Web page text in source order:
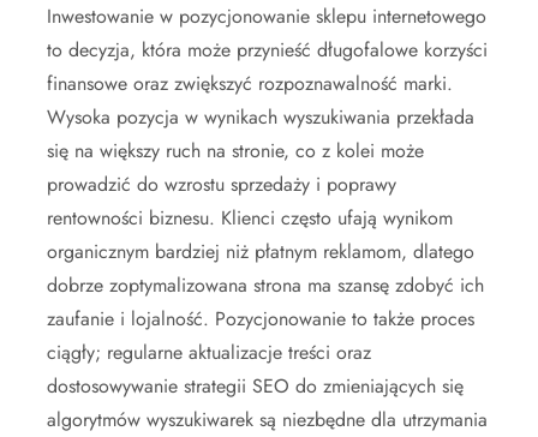
Inwestowanie w pozycjonowanie sklepu internetowego
to decyzja, która może przynieść długofalowe korzyści
finansowe oraz zwiększyć rozpoznawalność marki.
Wysoka pozycja w wynikach wyszukiwania przekłada
się na większy ruch na stronie, co z kolei może
prowadzić do wzrostu sprzedaży i poprawy
rentowności biznesu. Klienci często ufają wynikom
organicznym bardziej niż płatnym reklamom, dlatego
dobrze zoptymalizowana strona ma szansę zdobyć ich
zaufanie i lojalność. Pozycjonowanie to także proces
ciągły; regularne aktualizacje treści oraz
dostosowywanie strategii SEO do zmieniających się
algorytmów wyszukiwarek są niezbędne dla utrzymania